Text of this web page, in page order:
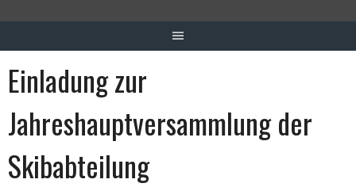
Einladung zur
Jahreshauptversammlung der
Skibabteilung